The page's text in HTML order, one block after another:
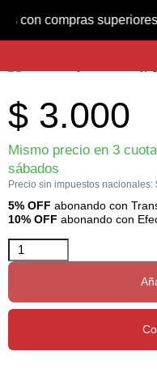
Producto nuevo
Piedra de Afilar Doble marca
$ 3.000
Mismo precio en 3
sábados
Precio sin impuestos nacionales:
5% OFF abonando con
10% OFF abonando con
superiores a